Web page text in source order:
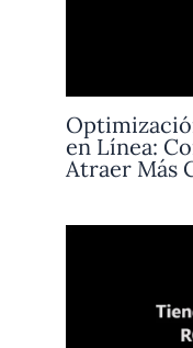
en Línea:
Atraer Más